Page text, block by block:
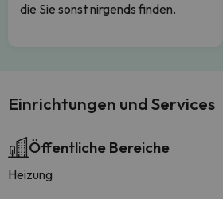
die Sie sonst nirgends finden.
Einrichtungen und Services
Öffentliche Bereiche
Heizung